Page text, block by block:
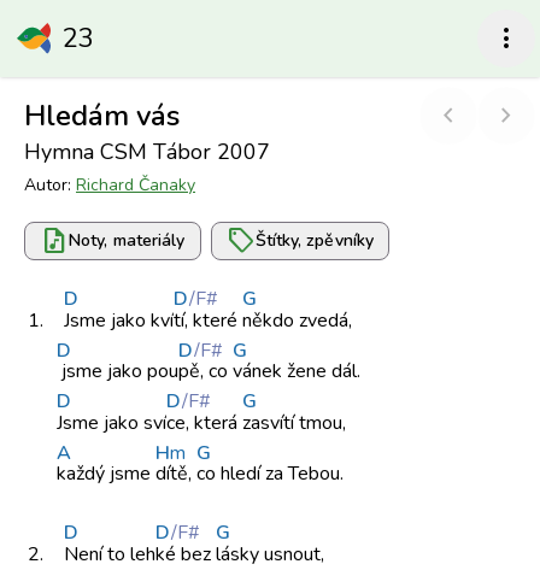
23 more_vert
Hledám vás chevron_left chevron_right
Hymna CSM Tábor 2007
Autor: Richard Čanaky
audio_fileNoty, materiály sellŠtítky, zpěvníky
1.
D
Jsme jako kví
D/F#
tí, které
G
někdo zvedá,
D
jsme jako pou
D/F#
pě, co
G
vánek žene dál.
D
Jsme jako sví
D/F#
ce, která
G
zasvítí tmou,
A
každý jsme
Hm
dítě,
G
co hledí za Tebou.
2.
D
Není to leh
D/F#
ké bez
G
lásky usnout,